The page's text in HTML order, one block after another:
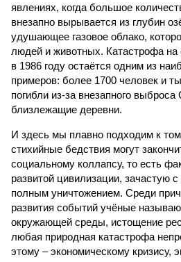
явлениях, когда большое
внезапно вырывается из глубин
удушающее газовое облако,
людей и животных. Катастрофа на
в 1986 году остаётся одним из
примеров: более 1700 человек и
погибли из-за внезапного
близлежащие деревни.
И здесь мы плавно подходим к
стихийные бедствия могут
социальному коллапсу, то есть
развитой цивилизации, зачастую
полным уничтожением. Среди
развития событий учёные
окружающей среды, истощение
любая природная катастрофа
этому – экономическому кризису,